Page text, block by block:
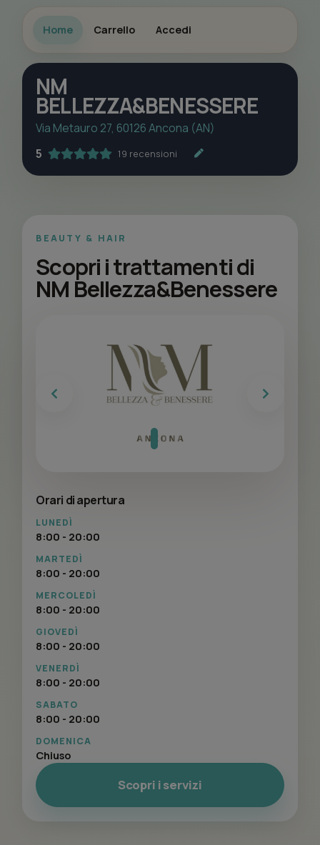
Home Carrello Accedi
NM
BELLEZZA&BENESSERE
Via Metauro 27, 60126 Ancona (AN)
5
19 recensioni
BEAUTY & HAIR
Scopri i trattamenti di
NM Bellezza&Benessere
Previous Next
Orari di apertura
LUNEDÌ
8:00 - 20:00
MARTEDÌ
8:00 - 20:00
MERCOLEDÌ
8:00 - 20:00
GIOVEDÌ
8:00 - 20:00
VENERDÌ
8:00 - 20:00
SABATO
8:00 - 20:00
DOMENICA
Chiuso
Scopri i servizi